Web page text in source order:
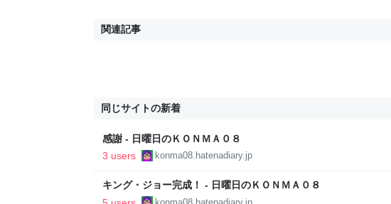
関連記事
同じサイトの新着
感謝 - 日曜日のＫＯＮＭＡ０８
3 users
konma08.hatenadiary.jp
キング・ジョー完成！ - 日曜日のＫＯＮＭＡ０８